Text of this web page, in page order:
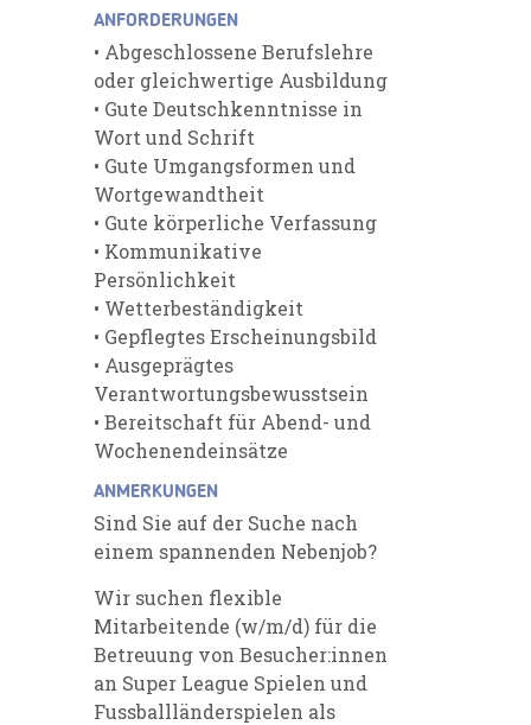
ANFORDERUNGEN
• Abgeschlossene Berufslehre
oder gleichwertige Ausbildung
• Gute Deutschkenntnisse in
Wort und Schrift
• Gute Umgangsformen und
Wortgewandtheit
• Gute körperliche Verfassung
• Kommunikative
Persönlichkeit
• Wetterbeständigkeit
• Gepflegtes Erscheinungsbild
• Ausgeprägtes
Verantwortungsbewusstsein
• Bereitschaft für Abend- und
Wochenendeinsätze
ANMERKUNGEN
Sind Sie auf der Suche nach
einem spannenden Nebenjob?
Wir suchen flexible
Mitarbeitende (w/m/d) für die
Betreuung von Besucher:innen
an Super League Spielen und
Fussballländerspielen als